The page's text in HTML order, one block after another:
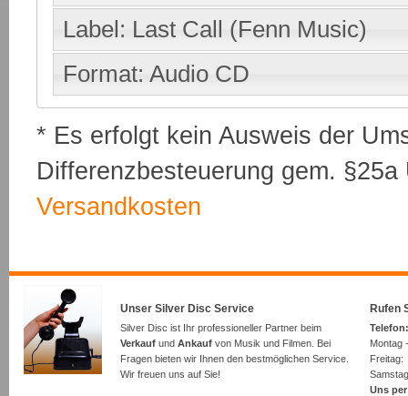
Label: Last Call (Fenn Music)
Format: Audio CD
* Es erfolgt kein Ausweis der
Differenzbesteuerung gem.
Versandkosten
Unser Silver Disc Service
Silver Disc ist Ihr professioneller Partner beim
Verkauf und Ankauf von Musik und Filmen. Bei
Fragen bieten wir Ihnen den bestmöglichen Service.
Wir freuen uns auf Sie!
Rufen
Montag
Uns